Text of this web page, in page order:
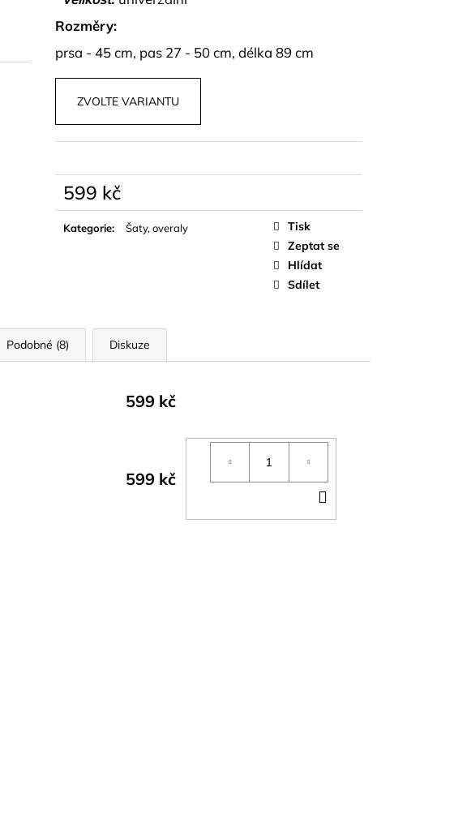
Rozměry:
prsa - 45 cm, pas 27 - 50 cm, délka 89 cm
ZVOLTE VARIANTU
599 kč
Měrná
cena:
Kategorie: Šaty, overaly
Tisk
Zeptat se
Hlídat
Sdílet
Podobné (8) Diskuze
599 kč
599 kč
KOŠÍKU
BÉŽOVÝ SET TOPU A KALHOT S
KORÁLKY AVENZA